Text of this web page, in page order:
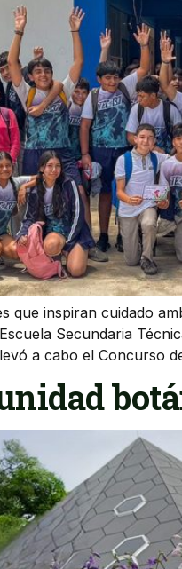
que inspiran cuidado
Secundaria
a cabo el Concurso